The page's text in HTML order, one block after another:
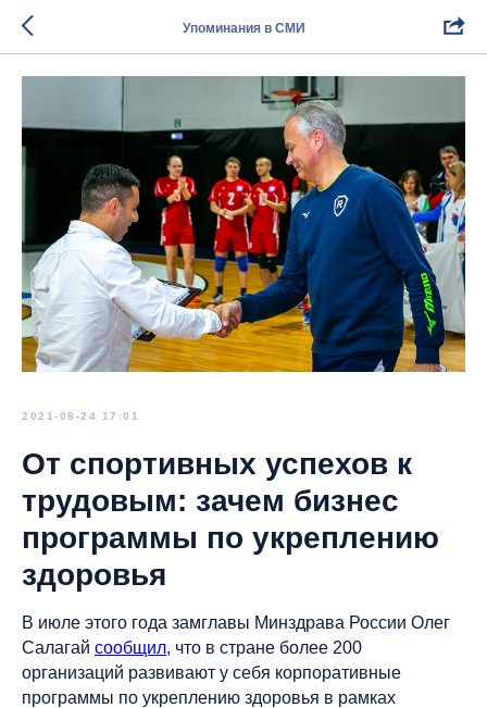
Упоминания в СМИ
2021-08-24 17:01
От спортивных успехов к
трудовым: зачем бизнес
программы по укреплению
здоровья
В июле этого года замглавы Минздрава России Олег
Салагай сообщил, что в стране более 200
организаций развивают у себя корпоративные
программы по укреплению здоровья в рамках